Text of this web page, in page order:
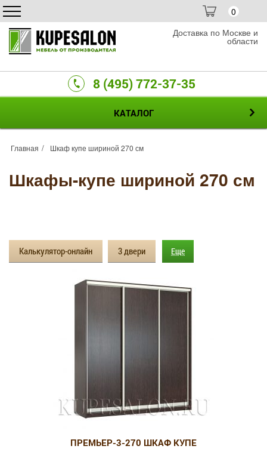
0
Доставка по Москве и
области
8 (495) 772-37-35
КАТАЛОГ
Главная Шкаф купе шириной 270 см
Шкафы-купе шириной 270 см
Калькулятор-онлайн 3 двери
Зеркальные
Распашные шкафы
Еще
ПРЕМЬЕР-3-270 ШКАФ КУПЕ